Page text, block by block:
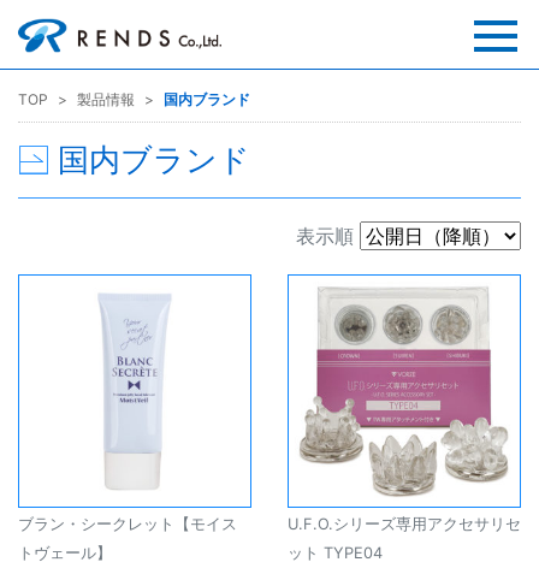
TOP 製品情報 国内ブランド
国内ブランド
表示順
ブラン・シークレット【モイス
トヴェール】
U.F.O.シリーズ専用アクセサリセ
ット TYPE04